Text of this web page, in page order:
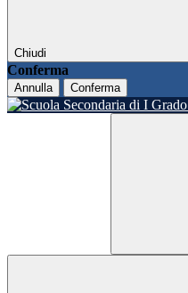
Chiudi
Conferma
Annulla Conferma